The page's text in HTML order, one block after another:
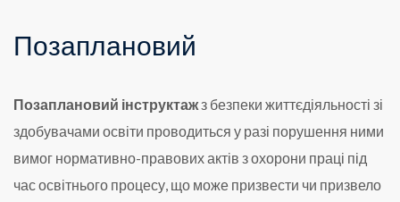
Позаплановий
Позаплановий інструктажз безпеки життєдіяльності зі
здобувачами освіти проводиться у разі порушення ними
вимог нормативно-правових актів з охорони праці під
час освітнього процесу, що може призвести чи призвело